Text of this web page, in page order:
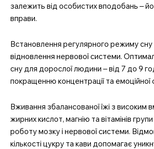
залежить від особистих вподобань –
вправи.
Встановлення регулярного режиму
відновлення нервової системи.
сну для дорослої людини – від 7 до 9
покращенню концентрації та емоційної
Вживання збалансованої їжі з високим
жирних кислот, магнію та вітамінів
роботу мозку і нервової системи.
кількості цукру та кави допомагає